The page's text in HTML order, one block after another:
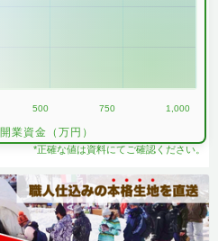
500 750 1,000
開業資金（万円）
*正確な値は資料にてご確認ください。